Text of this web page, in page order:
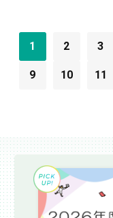
1 2 3
9 10 11